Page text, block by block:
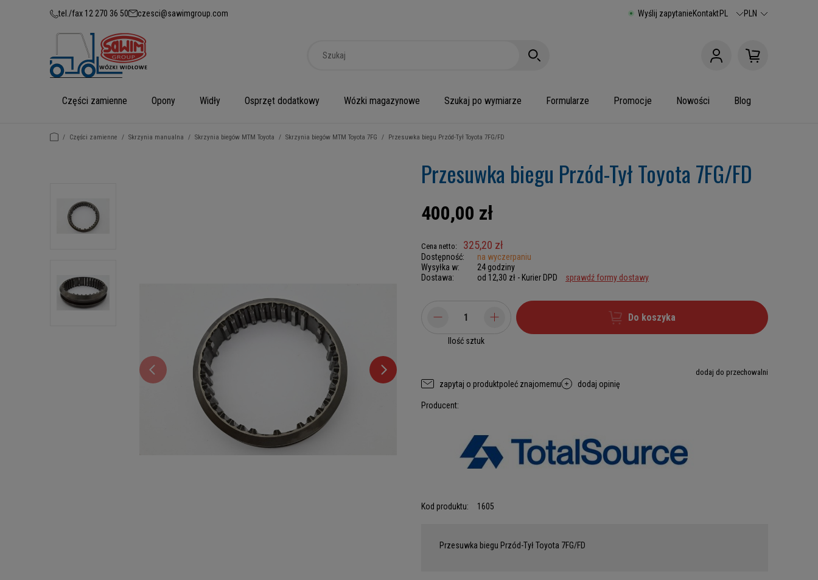
tel./fax 12 270 36 50 czesci@sawimgroup.com Wyślij zapytanieKontaktPL PLN
Części zamienne Opony Widły Osprzęt dodatkowy Wózki magazynowe Szukaj po wymiarze Formularze Promocje Nowości Blog
/ Części zamienne / Skrzynia manualna / Skrzynia biegów MTM Toyota / Skrzynia biegów MTM Toyota 7FG / Przesuwka biegu Przód-Tył Toyota 7FG/FD
Przesuwka biegu Przód-Tył Toyota 7FG/FD
400,00 zł
Cena netto: 325,20 zł
Dostępność:
na wyczerpaniu
Wysyłka w:
24 godziny
Dostawa:
od 12,30 zł - Kurier DPD sprawdź formy dostawy
Ilość sztuk
Do koszyka
dodaj do przechowalni
zapytaj o produktpoleć znajomemu dodaj opinię
Producent:
Kod produktu: 1605
Przesuwka biegu Przód-Tył Toyota 7FG/FD